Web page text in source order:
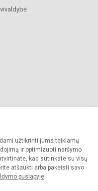
užtikrinti jums teikiamų
ir optimizuoti naršymo
kad sutinkate su visų
atšaukti arba pakeisti savo
puslapyje.
Visos teisės saugomos.
sutikimo griežtai draudžiama.
valdymas